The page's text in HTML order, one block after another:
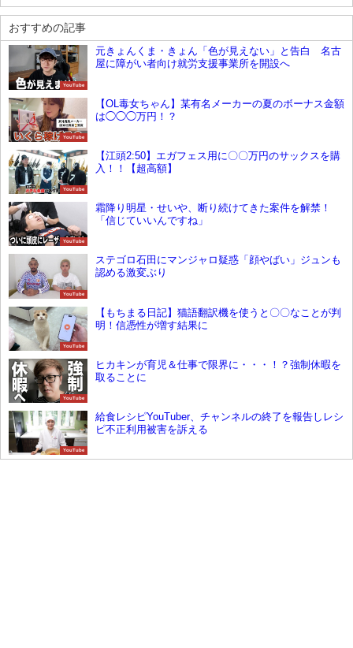
おすすめの記事
YouTube
元きょんくま・きょん「色が見えない」と告白 名古
屋に障がい者向け就労支援事業所を開設へ
YouTube
【OL毒女ちゃん】某有名メーカーの夏のボーナス金額
は◯◯◯万円！？
YouTube
【江頭2:50】エガフェス用に〇〇万円のサックスを購
入！！【超高額】
YouTube
霜降り明星・せいや、断り続けてきた案件を解禁！
「信じていいんですね」
YouTube
ステゴロ石田にマンジャロ疑惑「顔やばい」ジュンも
認める激変ぶり
YouTube
【もちまる日記】猫語翻訳機を使うと〇〇なことが判
明！信憑性が増す結果に
YouTube
ヒカキンが育児＆仕事で限界に・・・！？強制休暇を
取ることに
YouTube
給食レシピYouTuber、チャンネルの終了を報告しレシ
ピ不正利用被害を訴える